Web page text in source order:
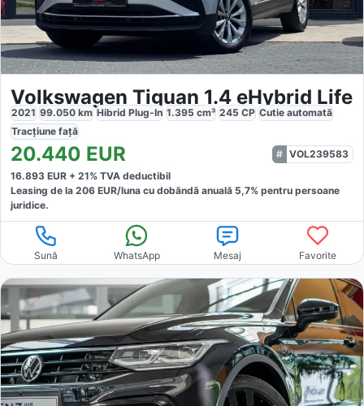
Volkswagen Tiguan 1.4 eHybrid Life
2021 99.050 km Hibrid Plug-In 1.395 cm³ 245 CP Cutie automată
Tracțiune față
20.440 EUR
VOL239583
16.893 EUR + 21% TVA deductibil
Leasing de la 206 EUR/luna cu dobăndă anuală 5,7% pentru persoane
juridice.
Sună WhatsApp Mesaj Favorite